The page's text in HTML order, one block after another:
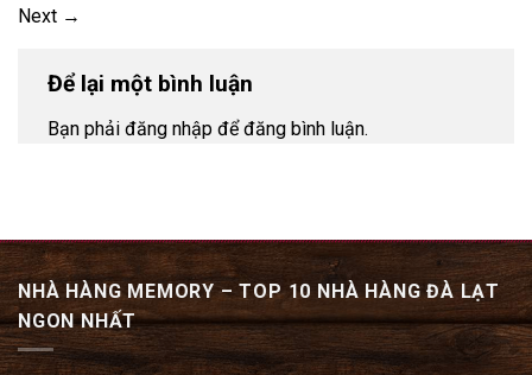
Next →
Để lại một bình luận
Bạn phải đăng nhập để đăng bình luận.
NHÀ HÀNG MEMORY – TOP 10 NHÀ HÀNG ĐÀ LẠT
NGON NHẤT